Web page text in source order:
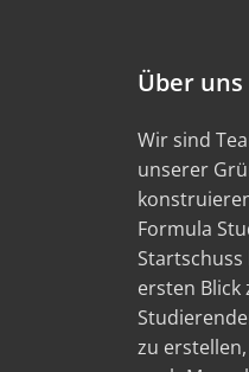
Über uns
Wir sind
unserer
Formula
ersten Blick
zu